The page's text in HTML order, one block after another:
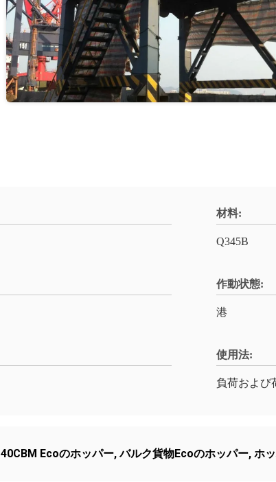
材料:
Q345B
作動状態:
港
使用法:
負荷および
40CBM Ecoのホッパー,バルク貨物Ecoのホッパー, ホ